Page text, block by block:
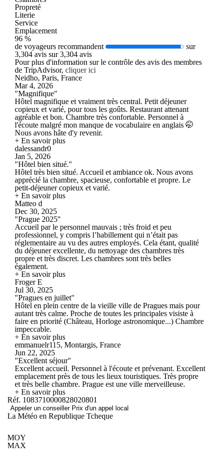
Propreté
Literie
Service
Emplacement
96 %
de voyageurs recommandent
sur
3,304 avis sur 3,304 avis
Pour plus d'information sur le contrôle des avis des membres
de TripAdvisor, cliquer ici
Neidho, Paris, France
Mar 4, 2026
"Magnifique"
Hôtel magnifique et vraiment très central. Petit déjeuner
copieux et varié, pour tous les goûts. Restaurant attenant
agréable et bon. Chambre très confortable. Personnel à
l'écoute malgré mon manque de vocabulaire en anglais 🤭
Nous avons hâte d'y revenir.
+ En savoir plus
dalessandr0
Jan 5, 2026
"Hôtel bien situé."
Hôtel très bien situé. Accueil et ambiance ok. Nous avons
apprécié la chambre, spacieuse, confortable et propre. Le
petit-déjeuner copieux et varié.
+ En savoir plus
Matteo d
Dec 30, 2025
"Prague 2025"
Accueil par le personnel mauvais ; très froid et peu
professionnel, y compris l’habillement qui n’était pas
réglementaire au vu des autres employés. Cela étant, qualité
du déjeuner excellente, du nettoyage des chambres très
propre et très discret. Les chambres sont très belles
également.
+ En savoir plus
Froger E
Jul 30, 2025
"Pragues en juillet"
Hôtel en plein centre de la vieille ville de Pragues mais pour
autant très calme. Proche de toutes les principales visiste à
faire en priorité (Château, Horloge astronomique...) Chambre
impeccable.
+ En savoir plus
emmanuelr115, Montargis, France
Jun 22, 2025
"Excellent séjour"
Excellent accueil. Personnel à l'écoute et prévenant. Excellent
emplacement près de tous les lieux touristiques. Très propre
et très belle chambre. Prague est une ville merveilleuse.
+ En savoir plus
Réf. 1083710000828020801
Appeler un conseiller Prix d'un appel local
La Météo en Republique Tcheque
MOY
MAX